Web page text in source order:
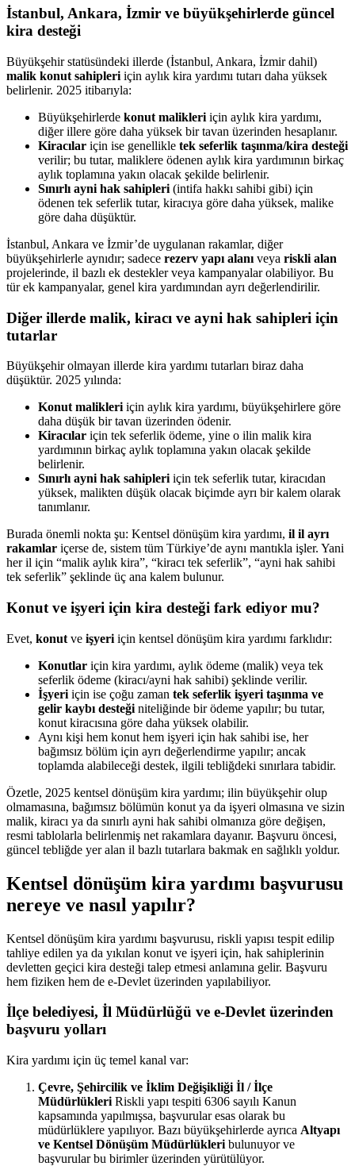
İstanbul, Ankara, İzmir ve büyükşehirlerde güncel
kira desteği
Büyükşehir statüsündeki illerde (İstanbul, Ankara, İzmir dahil)
malik konut sahipleri için aylık kira yardımı tutarı daha yüksek
belirlenir. 2025 itibarıyla:
Büyükşehirlerde konut malikleri için aylık kira yardımı,
diğer illere göre daha yüksek bir tavan üzerinden hesaplanır.
Kiracılar için ise genellikle tek seferlik taşınma/kira desteği
verilir; bu tutar, maliklere ödenen aylık kira yardımının birkaç
aylık toplamına yakın olacak şekilde belirlenir.
Sınırlı ayni hak sahipleri (intifa hakkı sahibi gibi) için
ödenen tek seferlik tutar, kiracıya göre daha yüksek, malike
göre daha düşüktür.
İstanbul, Ankara ve İzmir’de uygulanan rakamlar, diğer
büyükşehirlerle aynıdır; sadece rezerv yapı alanı veya riskli alan
projelerinde, il bazlı ek destekler veya kampanyalar olabiliyor. Bu
tür ek kampanyalar, genel kira yardımından ayrı değerlendirilir.
Diğer illerde malik, kiracı ve ayni hak sahipleri için
tutarlar
Büyükşehir olmayan illerde kira yardımı tutarları biraz daha
düşüktür. 2025 yılında:
Konut malikleri için aylık kira yardımı, büyükşehirlere göre
daha düşük bir tavan üzerinden ödenir.
Kiracılar için tek seferlik ödeme, yine o ilin malik kira
yardımının birkaç aylık toplamına yakın olacak şekilde
belirlenir.
Sınırlı ayni hak sahipleri için tek seferlik tutar, kiracıdan
yüksek, malikten düşük olacak biçimde ayrı bir kalem olarak
tanımlanır.
Burada önemli nokta şu: Kentsel dönüşüm kira yardımı, il il ayrı
rakamlar içerse de, sistem tüm Türkiye’de aynı mantıkla işler. Yani
her il için “malik aylık kira”, “kiracı tek seferlik”, “ayni hak sahibi
tek seferlik” şeklinde üç ana kalem bulunur.
Konut ve işyeri için kira desteği fark ediyor mu?
Evet, konut ve işyeri için kentsel dönüşüm kira yardımı farklıdır:
Konutlar için kira yardımı, aylık ödeme (malik) veya tek
seferlik ödeme (kiracı/ayni hak sahibi) şeklinde verilir.
İşyeri için ise çoğu zaman tek seferlik işyeri taşınma ve
gelir kaybı desteği niteliğinde bir ödeme yapılır; bu tutar,
konut kiracısına göre daha yüksek olabilir.
Aynı kişi hem konut hem işyeri için hak sahibi ise, her
bağımsız bölüm için ayrı değerlendirme yapılır; ancak
toplamda alabileceği destek, ilgili tebliğdeki sınırlara tabidir.
Özetle, 2025 kentsel dönüşüm kira yardımı; ilin büyükşehir olup
olmamasına, bağımsız bölümün konut ya da işyeri olmasına ve sizin
malik, kiracı ya da sınırlı ayni hak sahibi olmanıza göre değişen,
resmi tablolarla belirlenmiş net rakamlara dayanır. Başvuru öncesi,
güncel tebliğde yer alan il bazlı tutarlara bakmak en sağlıklı yoldur.
Kentsel dönüşüm kira yardımı başvurusu
nereye ve nasıl yapılır?
Kentsel dönüşüm kira yardımı başvurusu, riskli yapısı tespit edilip
tahliye edilen ya da yıkılan konut ve işyeri için, hak sahiplerinin
devletten geçici kira desteği talep etmesi anlamına gelir. Başvuru
hem fiziken hem de e-Devlet üzerinden yapılabiliyor.
İlçe belediyesi, İl Müdürlüğü ve e-Devlet üzerinden
başvuru yolları
Kira yardımı için üç temel kanal var:
Çevre, Şehircilik ve İklim Değişikliği İl / İlçe
Müdürlükleri Riskli yapı tespiti 6306 sayılı Kanun
kapsamında yapılmışsa, başvurular esas olarak bu
müdürlüklere yapılıyor. Bazı büyükşehirlerde ayrıca Altyapı
ve Kentsel Dönüşüm Müdürlükleri bulunuyor ve
başvurular bu birimler üzerinden yürütülüyor.